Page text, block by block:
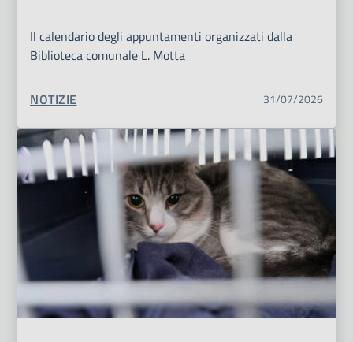
Il calendario degli appuntamenti organizzati dalla
Biblioteca comunale L. Motta
TIPO CONTENUTO:
NOTIZIE 31/07/2026